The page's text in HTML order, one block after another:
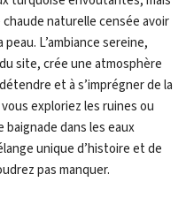
naturelle censée avoir
L’ambiance sereine,
site, crée une atmosphère
et à s’imprégner de la
exploriez les ruines ou
dans les eaux
unique d’histoire et de
pas manquer.